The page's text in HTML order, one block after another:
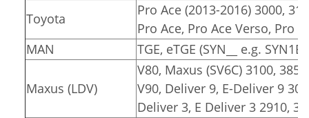
Toyota
Pro Ace (2013-2016) 3000,
Pro Ace, Pro Ace Verso, Pro
MAN
TGE, eTGE (SYN__ e.g.
Maxus (LDV)
V80, Maxus (SV6C) 3100, 3850
V90, Deliver 9, E-Deliver 9
Deliver 3, E Deliver 3 2910,